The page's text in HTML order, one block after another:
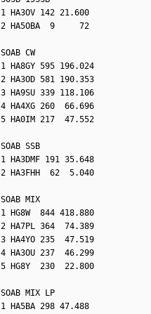
1 HA3OV 142 21.600
2 HA5OBA  9     72
SOAB CW
1 HA8GY 595 196.024
2 HA3OD 581 190.353
3 HA9SU 339 118.106
4 HA4XG 260  66.696
5 HA0IM 217  47.552
SOAB SSB
1 HA3DMF 191 35.648
2 HA3FHH  62  5.040
SOAB MIX
1 HG8W  844 418.880
2 HA7PL 364  74.389
3 HA4YO 235  47.519
4 HA3OU 237  46.299
5 HG8Y  230  22.800
SOAB MIX LP
1 HA5BA 298 47.488